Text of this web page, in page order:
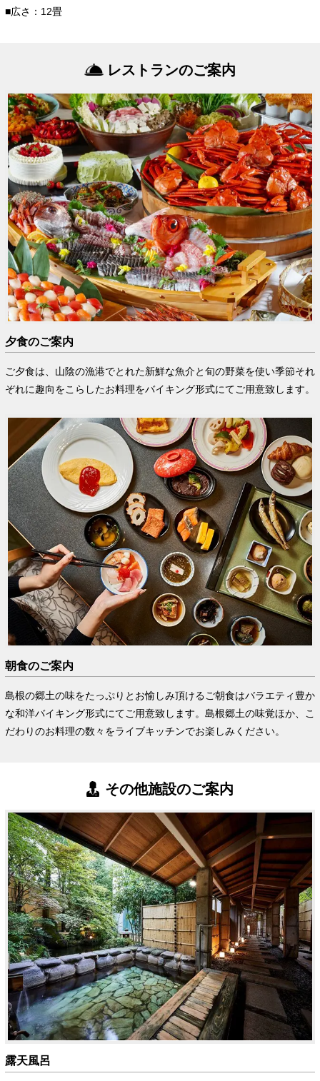
■広さ：12畳
レストランのご案内
夕食のご案内
ご夕食は、山陰の漁港でとれた新鮮な魚介と旬の野菜を使い季節それ
ぞれに趣向をこらしたお料理をバイキング形式にてご用意致します。
朝食のご案内
島根の郷土の味をたっぷりとお愉しみ頂けるご朝食はバラエティ豊か
な和洋バイキング形式にてご用意致します。島根郷土の味覚ほか、こ
だわりのお料理の数々をライブキッチンでお楽しみください。
その他施設のご案内
露天風呂